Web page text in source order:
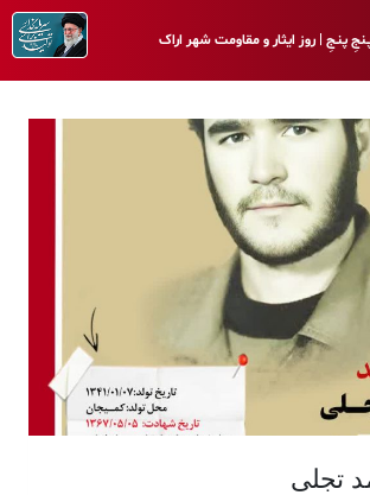
پنـجِ | روز ایثار و مقاومت شهر اراک
تجلی